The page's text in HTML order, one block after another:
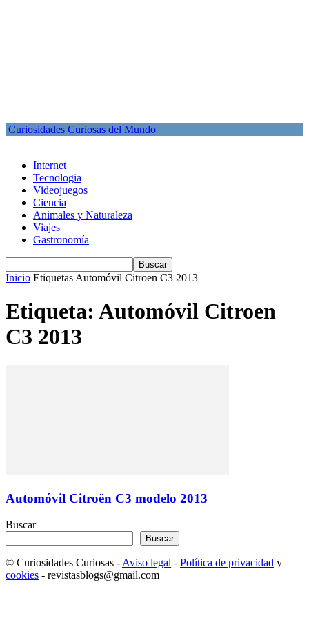
Curiosidades Curiosas del Mundo
Internet
Tecnologia
Videojuegos
Ciencia
Animales y Naturaleza
Viajes
Gastronomía
Inicio Etiquetas Automóvil Citroen C3 2013
Etiqueta: Automóvil Citroen
C3 2013
Automóvil Citroën C3 modelo 2013
Buscar
Buscar
© Curiosidades Curiosas - Aviso legal - Política de privacidad y
cookies - revistasblogs@gmail.com